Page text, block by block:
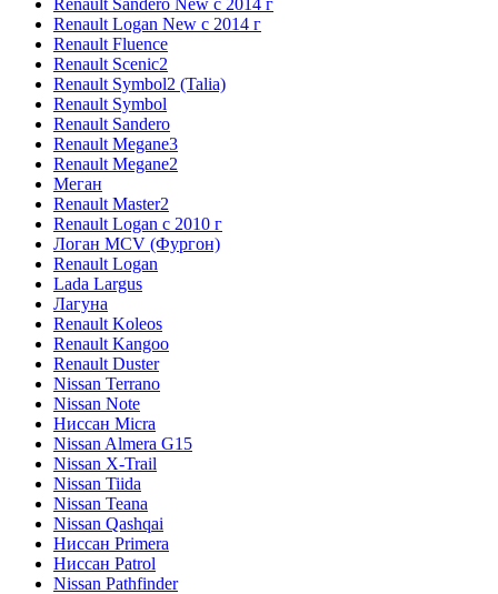
Renault Logan New с 2014 г
Renault Fluence
Renault Scenic2
Renault Symbol2 (Talia)
Renault Symbol
Renault Sandero
Renault Megane3
Renault Megane2
Меган
Renault Master2
Renault Logan c 2010 г
Логан МСV (Фургон)
Renault Logan
Lada Largus
Лагуна
Renault Koleos
Renault Kangoo
Renault Duster
Nissan Terrano
Nissan Note
Ниссан Micra
Nissan Almera G15
Nissan X-Trail
Nissan Tiida
Nissan Teana
Nissan Qashqai
Ниссан Primera
Ниссан Patrol
Nissan Pathfinder